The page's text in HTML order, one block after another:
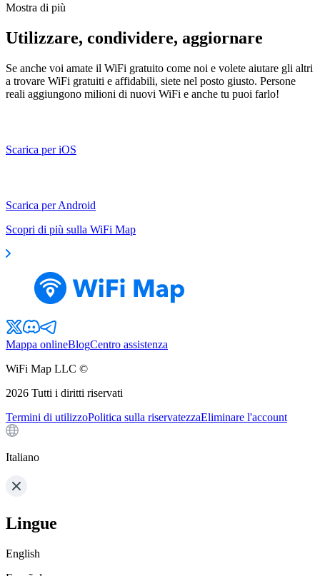
Mostra di più
Utilizzare, condividere, aggiornare
Se anche voi amate il WiFi gratuito come noi e volete aiutare gli altri
a trovare WiFi gratuiti e affidabili, siete nel posto giusto. Persone
reali aggiungono milioni di nuovi WiFi e anche tu puoi farlo!
Scarica per iOS
Scarica per Android
Scopri di più sulla WiFi Map
Mappa onlineBlogCentro assistenza
WiFi Map LLC ©
2026 Tutti i diritti riservati
Termini di utilizzoPolitica sulla riservatezzaEliminare l'account
Italiano
Lingue
English